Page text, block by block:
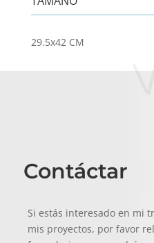
29.5x42 CM
Contáctar
Si estás interesado en mi
mis proyectos, por favor